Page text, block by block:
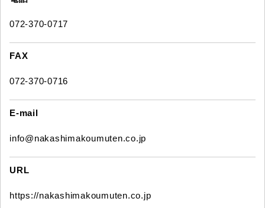
072-370-0717
FAX
072-370-0716
E-mail
info@nakashimakoumuten.co.jp
URL
https://nakashimakoumuten.co.jp